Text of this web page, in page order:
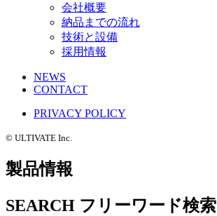
会社概要
納品までの流れ
技術と設備
採用情報
NEWS
CONTACT
PRIVACY POLICY
©️ ULTIVATE Inc.
製品情報
SEARCH フリーワード検索